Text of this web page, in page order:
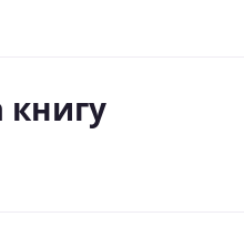
книгу